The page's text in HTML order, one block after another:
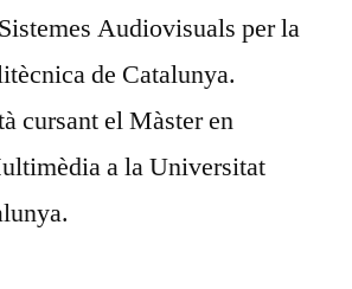
Audiovisuals per la
de Catalunya.
cursant el Màster en
a la Universitat